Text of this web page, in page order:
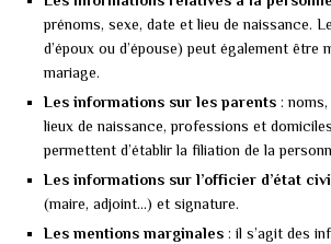
prénoms, sexe, date et lieu de naissance.
d’époux ou d’épouse) peut également être
mariage.
Les informations sur les parents :
lieux de naissance, professions et
permettent d’établir la filiation de la
Les informations sur l’officier d’état
(maire, adjoint…) et signature.
Les mentions marginales : il s’agit des